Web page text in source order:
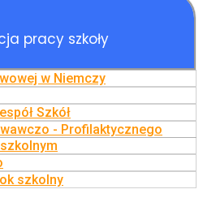
pracy szkoły
w Niemczy
Szkół
- Profilaktycznego
szkolny